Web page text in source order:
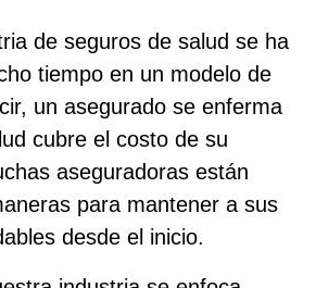
de seguros de salud se ha
tiempo en un modelo de
un asegurado se enferma
cubre el costo de su
aseguradoras están
para mantener a sus
desde el inicio.